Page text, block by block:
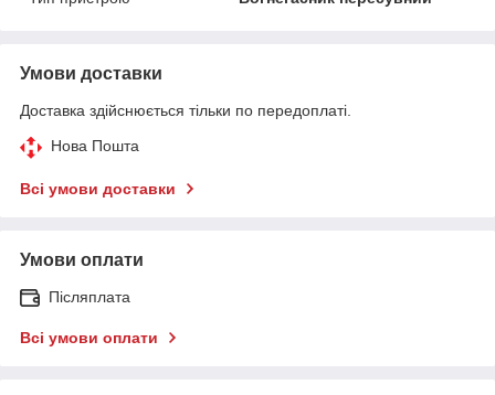
Умови доставки
Доставка здійснюється тільки по передоплаті.
Нова Пошта
Всі умови доставки
Умови оплати
Післяплата
Всі умови оплати